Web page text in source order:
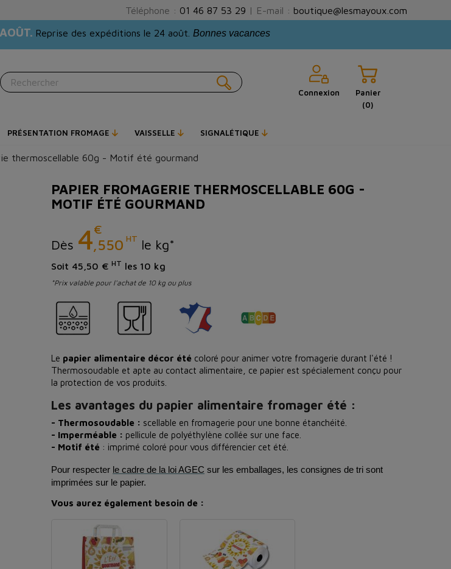
Téléphone : 01 46 87 53 29 | E-mail : boutique@lesmayoux.com
Reprise des expéditions le 24 août. Bonnes vacances
Connexion
Panier
(0)
PRÉSENTATION FROMAGE VAISSELLE SIGNALÉTIQUE
thermoscellable 60g - Motif été gourmand
PAPIER FROMAGERIE THERMOSCELLABLE 60G -
MOTIF ÉTÉ GOURMAND
Dès 4€
,550 HT le kg*
Soit 45,50 € HT les 10 kg
*Prix valable pour l'achat de 10 kg ou plus
Le papier alimentaire décor été coloré pour animer votre fromagerie durant l'été !
Thermosoudable et apte au contact alimentaire, ce papier est spécialement conçu pour
la protection de vos produits.
Les avantages du papier alimentaire fromager été :
- Thermosoudable : scellable en fromagerie pour une bonne étanchéité.
- Imperméable : pellicule de polyéthylène collée sur une face.
- Motif été : imprimé coloré pour vous différencier cet été.
Pour respecter le cadre de la loi AGEC sur les emballages, les consignes de tri sont
imprimées sur le papier.
Vous aurez également besoin de :